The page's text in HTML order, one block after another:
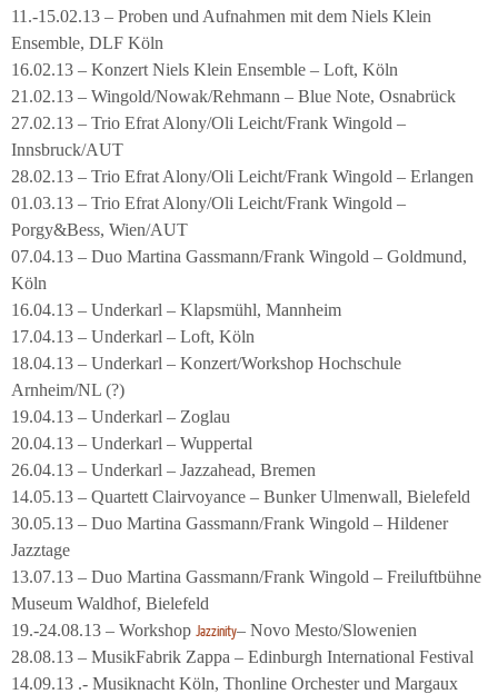
11.-15.02.13 – Proben und Aufnahmen mit dem Niels Klein
Ensemble, DLF Köln
16.02.13 – Konzert Niels Klein Ensemble – Loft, Köln
21.02.13 – Wingold/Nowak/Rehmann – Blue Note, Osnabrück
27.02.13 – Trio Efrat Alony/Oli Leicht/Frank Wingold –
Innsbruck/AUT
28.02.13 – Trio Efrat Alony/Oli Leicht/Frank Wingold – Erlangen
01.03.13 – Trio Efrat Alony/Oli Leicht/Frank Wingold –
Porgy&Bess, Wien/AUT
07.04.13 – Duo Martina Gassmann/Frank Wingold – Goldmund,
Köln
16.04.13 – Underkarl – Klapsmühl, Mannheim
17.04.13 – Underkarl – Loft, Köln
18.04.13 – Underkarl – Konzert/Workshop Hochschule
Arnheim/NL (?)
19.04.13 – Underkarl – Zoglau
20.04.13 – Underkarl – Wuppertal
26.04.13 – Underkarl – Jazzahead, Bremen
14.05.13 – Quartett Clairvoyance – Bunker Ulmenwall, Bielefeld
30.05.13 – Duo Martina Gassmann/Frank Wingold – Hildener
Jazztage
13.07.13 – Duo Martina Gassmann/Frank Wingold – Freiluftbühne
Museum Waldhof, Bielefeld
19.-24.08.13 – Workshop Jazzinity– Novo Mesto/Slowenien
28.08.13 – MusikFabrik Zappa – Edinburgh International Festival
14.09.13 .- Musiknacht Köln, Thonline Orchester und Margaux